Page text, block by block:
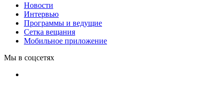
Новости
Интервью
Программы и ведущие
Сетка вещания
Мобильное приложение
Мы в соцсетях